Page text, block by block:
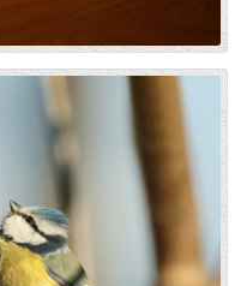
autels, mais l’instrument dont
le bon Dieu s’était servi pour
montrer aux âmes “la voie de
l’enfance spirituelle” afin qu’il
produise tout l’effet pour
lequel il avait été créé. » En
promulguant le décret sur
l’héroïcité des vertus de
Thérèse, le pape Benoît XV
saluera cette « voie de la